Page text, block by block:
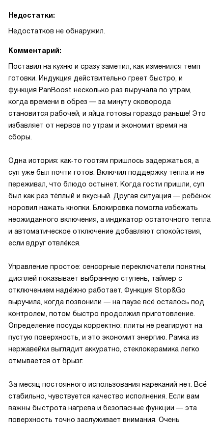
Недостатки:
Недостатков не обнаружил.
Комментарий:
Поставил на кухню и сразу заметил, как изменился темп
готовки. Индукция действительно греет быстро, и
функция PanBoost несколько раз выручала по утрам,
когда времени в обрез — за минуту сковорода
становится рабочей, и яйца готовы гораздо раньше! Это
избавляет от нервов по утрам и экономит время на
сборы.
Одна история: как‑то гостям пришлось задержаться, а
суп уже был почти готов. Включил поддержку тепла и не
переживал, что блюдо остынет. Когда гости пришли, суп
был как раз тёплый и вкусный. Другая ситуация — ребёнок
норовил нажать кнопки. Блокировка помогла избежать
неожиданного включения, а индикатор остаточного тепла
и автоматическое отключение добавляют спокойствия,
если вдруг отвлёкся.
Управление простое: сенсорные переключатели понятны,
дисплей показывает выбранную ступень, таймер с
отключением надёжно работает. Функция Stop&Go
выручила, когда позвонили — на паузе всё осталось под
контролем, потом быстро продолжил приготовление.
Определение посуды корректно: плиты не реагируют на
пустую поверхность, и это экономит энергию. Рамка из
нержавейки выглядит аккуратно, стеклокерамика легко
отмывается от брызг.
За месяц постоянного использования нареканий нет. Всё
стабильно, чувствуется качество исполнения. Если вам
важны быстрота нагрева и безопасные функции — эта
поверхность точно заслуживает внимания. Очень